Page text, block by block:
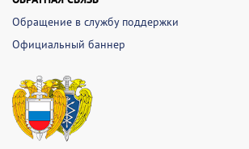
Обращение в службу поддержки
Официальный баннер